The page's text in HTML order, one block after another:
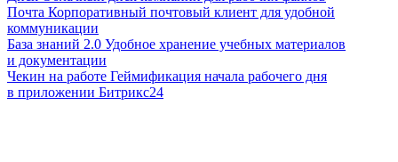
Почта Корпоративный почтовый клиент для удобной
коммуникации
База знаний 2.0 Удобное хранение учебных материалов
и документации
Чекин на работе Геймификация начала рабочего дня
в приложении Битрикс24